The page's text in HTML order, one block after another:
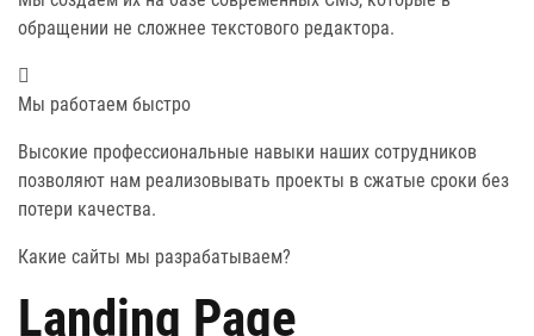
обращении не сложнее текстового редактора.
Мы работаем быстро
Высокие профессиональные навыки наших сотрудников
позволяют нам реализовывать проекты в сжатые сроки без
потери качества.
Какие сайты мы разрабатываем?
Landing Page